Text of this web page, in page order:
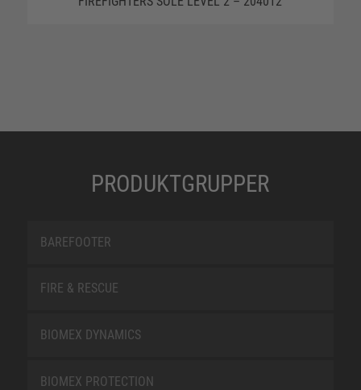
PRODUKTGRUPPER
BAREFOOTER
FIRE & RESCUE
BIOMEX DYNAMICS
BIOMEX PROTECTION